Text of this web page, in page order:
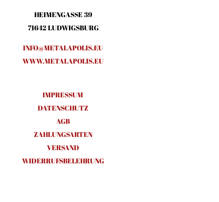
HEIMENGASSE 39
71642 LUDWIGSBURG
INFO@METALAPOLIS.EU
WWW.METALAPOLIS.EU
IMPRESSUM
DATENSCHUTZ
AGB
ZAHLUNGSARTEN
VERSAND
WIDERRUFSBELEHRUNG